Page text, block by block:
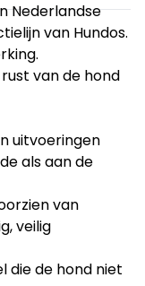
Nederlandse
van Hundos.
van de hond
uitvoeringen
als aan de
van
veilig
die de hond niet